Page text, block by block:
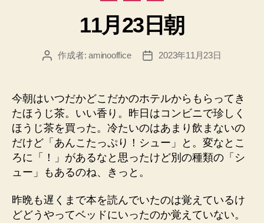
ゴ
リ
11月23日朝
投
作成者:aminooffice
投
2023年11月23日
今朝はいつだかどこだかのホテルからもらってき
たほうじ茶。いい香り。昨日はコンビニで珍しく
ほうじ茶を買った。冷たいのはあまり飲まないの
だけど「あんこたっぷり！シュー」と。変なとこ
ろに「！」があるなと思ったけど別の種類の「シ
ュー」もあるのね、きっと。
昨晩も遅くまで本を読んでいたのは覚えているけ
どどうやってベッドにいったのか覚えていない。